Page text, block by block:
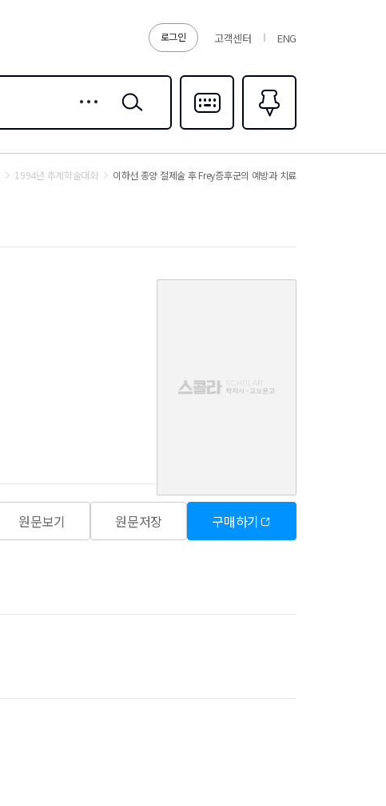
로그인 고객센터 ENG
검색
다국어입력
즐겨찾기0
1994년 추계학술대회 이하선 종양 절제술 후 Frey증후군의 예방과 치료
원문보기 원문저장 구매하기